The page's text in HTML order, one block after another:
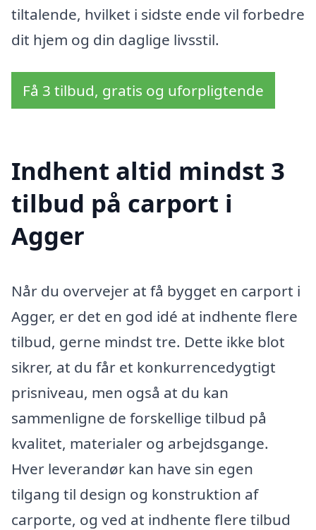
tiltalende, hvilket i sidste ende vil forbedre
dit hjem og din daglige livsstil.
Få 3 tilbud, gratis og uforpligtende
Indhent altid mindst 3
tilbud på carport i
Agger
Når du overvejer at få bygget en carport i
Agger, er det en god idé at indhente flere
tilbud, gerne mindst tre. Dette ikke blot
sikrer, at du får et konkurrencedygtigt
prisniveau, men også at du kan
sammenligne de forskellige tilbud på
kvalitet, materialer og arbejdsgange.
Hver leverandør kan have sin egen
tilgang til design og konstruktion af
carporte, og ved at indhente flere tilbud